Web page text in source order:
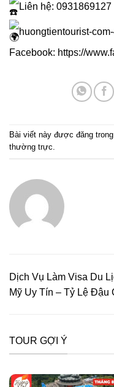
Liên hệ: 0931869127
huongtientourist-
Facebook: https://
Bài viết này được đăng trong
thường trực.
Dịch Vụ Làm Visa Du
Mỹ Uy Tín – Tỷ Lệ Đậu
TOUR GỢI Ý